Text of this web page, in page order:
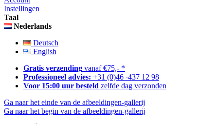
Instellingen
Taal
Nederlands
Deutsch
English
Gratis verzending vanaf €75,- *
Professioneel advies: +31 (0)46 -437 12 98
Voor 15:00 uur besteld zelfde dag verzonden
Ga naar het einde van de afbeeldingen-gallerij
Ga naar het begin van de afbeeldingen-gallerij